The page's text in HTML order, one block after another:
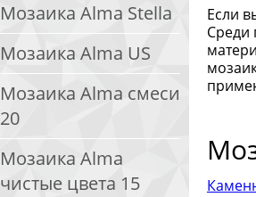
Мозаика Alma Stella
Мозаика Alma US
Мозаика Alma смеси
20
Мозаика Alma
чистые цвета 15
Если
Среди